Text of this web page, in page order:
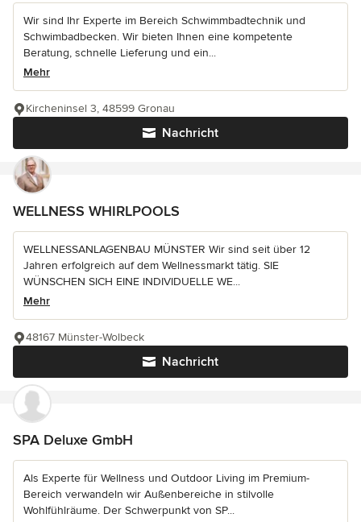
Wir sind Ihr Experte im Bereich Schwimmbadtechnik und
Schwimbadbecken. Wir bieten Ihnen eine kompetente
Beratung, schnelle Lieferung und ein...
Mehr
Nachricht
Kircheninsel 3, 48599 Gronau
WELLNESS WHIRLPOOLS
WELLNESSANLAGENBAU MÜNSTER Wir sind seit über 12
Jahren erfolgreich auf dem Wellnessmarkt tätig. SIE
WÜNSCHEN SICH EINE INDIVIDUELLE WE...
Mehr
Nachricht
48167 Münster-Wolbeck
SPA Deluxe GmbH
Als Experte für Wellness und Outdoor Living im Premium-
Bereich verwandeln wir Außenbereiche in stilvolle
Wohlfühlräume. Der Schwerpunkt von SP...